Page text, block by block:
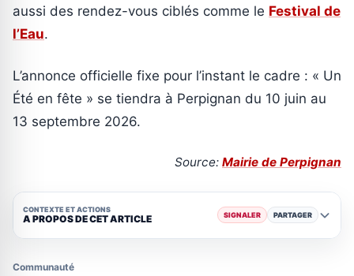
aussi des rendez-vous ciblés comme le Festival de
l’Eau.
L’annonce officielle fixe pour l’instant le cadre : « Un
Été en fête » se tiendra à Perpignan du 10 juin au
13 septembre 2026.
Source: Mairie de Perpignan
CONTEXTE ET ACTIONS
A PROPOS DE CET ARTICLE SIGNALER PARTAGER
Communauté